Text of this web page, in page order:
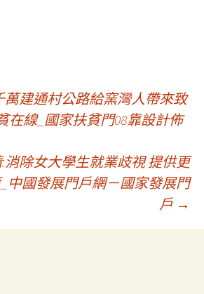
萬建通村公路給窯灣人帶來致
在線_國家扶貧門08靠設計佈
消除女大學生就業歧視 提供更
中國發展門戶網－國家發展門
戶 →